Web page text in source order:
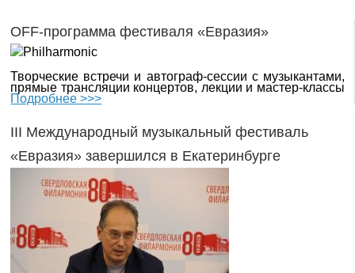
OFF-программа фестиваля «Евразия»
Творческие встречи и автограф-сессии с музыкантами,
прямые трансляции концертов, лекции и мастер-классы
Подробнее >>>
III Международный музыкальный фестиваль
«Евразия» завершился в Екатеринбурге